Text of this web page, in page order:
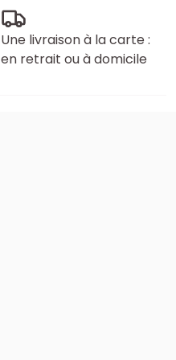
Une livraison à la carte :
en retrait ou à domicile